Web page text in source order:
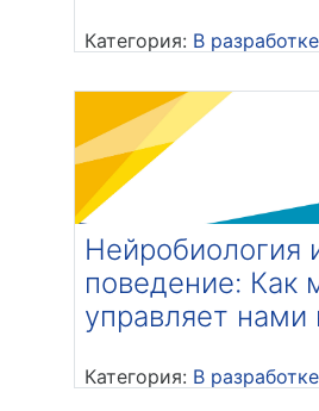
Категория: В разработке
Александровна
Нейробиология
поведение: Как
управляет нами
Категория: В разработке